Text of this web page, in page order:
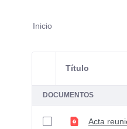
Inicio
Selección del
Título
DOCUMENTOS
Acta